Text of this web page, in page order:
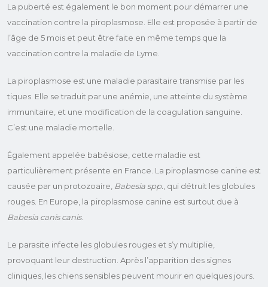
La puberté est également le bon moment pour démarrer une
vaccination contre la piroplasmose. Elle est proposée à partir de
l’âge de 5 mois et peut être faite en même temps que la
vaccination contre la maladie de Lyme.
La piroplasmose est une maladie parasitaire transmise par les
tiques. Elle se traduit par une anémie, une atteinte du système
immunitaire, et une modification de la coagulation sanguine.
C’est une maladie mortelle.
Également appelée babésiose, cette maladie est
particulièrement présente en France. La piroplasmose canine est
causée par un protozoaire, Babesia spp. , qui détruit les globules
rouges. En Europe, la piroplasmose canine est surtout due à
Babesia canis canis.
Le parasite infecte les globules rouges et s’y multiplie,
provoquant leur destruction. Après l’apparition des signes
cliniques, les chiens sensibles peuvent mourir en quelques jours.